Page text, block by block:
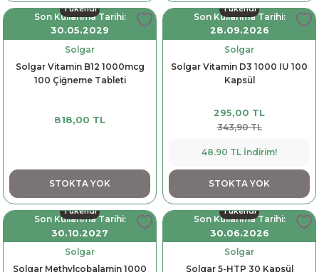
Tükendi
Son Kullanma Tarihi:
30.05.2029
Solgar
Solgar Vitamin B12 1000mcg
100 Çiğneme Tableti
818,00 TL
STOKTA YOK
Tükendi
Son Kullanma Tarihi:
28.09.2026
Solgar
Solgar Vitamin D3 1000 IU 100
Kapsül
295,00 TL
343,90 TL
48.90 TL İndirim!
STOKTA YOK
Tükendi
Son Kullanma Tarihi:
30.10.2027
Solgar
Solgar Methylcobalamin 1000
Tükendi
Son Kullanma Tarihi:
30.06.2026
Solgar
Solgar 5-HTP 30 Kapsül